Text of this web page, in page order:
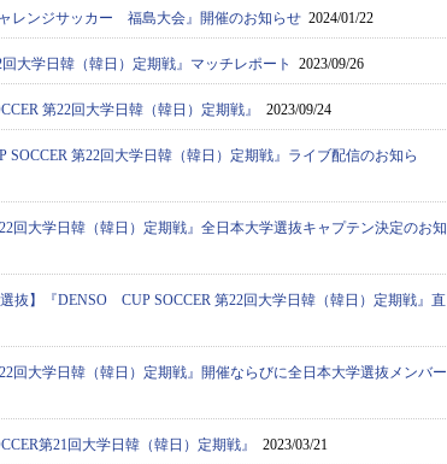
ャレンジサッカー 福島大会』開催のお知らせ 2024/01/22
回大学日韓（韓日）定期戦』マッチレポート 2023/09/26
第22回大学日韓（韓日）定期戦』 2023/09/24
SOCCER 第22回大学日韓（韓日）定期戦』ライブ配信のお知ら
22回大学日韓（韓日）定期戦』全日本大学選抜キャプテン決定のお知
抜】『DENSO CUP SOCCER 第22回大学日韓（韓日）定期戦』直
22回大学日韓（韓日）定期戦』開催ならびに全日本大学選抜メンバー
第21回大学日韓（韓日）定期戦』 2023/03/21